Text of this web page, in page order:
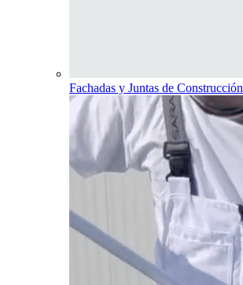
Fachadas y Juntas de Construcción